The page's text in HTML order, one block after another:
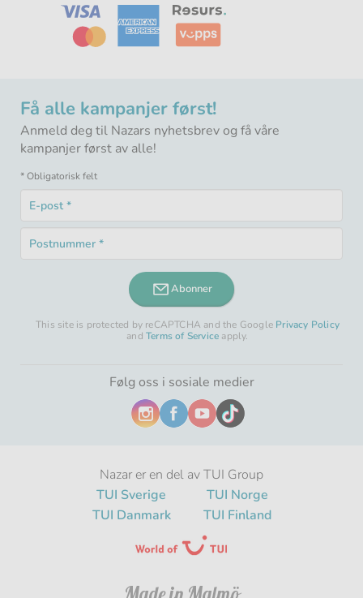
Nazar er en del av TUI Group
TUI Sverige
TUI Norge
TUI Danmark
TUI Finland
Få alle kampanjer først!
Anmeld deg til Nazars nyhetsbrev og få våre
kampanjer først av alle!
* Obligatorisk felt
E-
post
felt
Postnummer
Obligatorisk
Abonner
This site is protected by reCAPTCHA and the Google Privacy Policy
andTerms of Service apply.
Følg oss i sosiale medier